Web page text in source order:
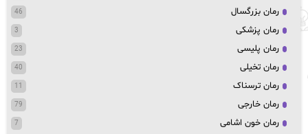
رمان بزرگسال 46
رمان پزشکی 3
رمان پلیسی 23
رمان تخیلی 40
رمان ترسناک 11
رمان خارجی 79
رمان خون اشامی 7